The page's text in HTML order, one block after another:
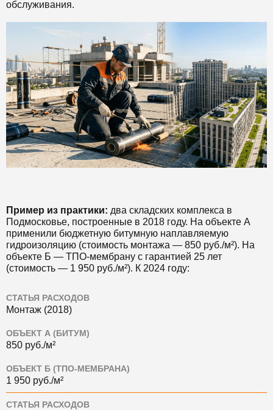
обслуживания.
Пример из практики: два складских комплекса в
Подмосковье, построенные в 2018 году. На объекте А
применили бюджетную битумную наплавляемую
гидроизоляцию (стоимость монтажа — 850 руб./м²). На
объекте Б — ТПО-мембрану с гарантией 25 лет
(стоимость — 1 950 руб./м²). К 2024 году:
СТАТЬЯ РАСХОДОВ
Монтаж (2018)
ОБЪЕКТ А (БИТУМ)
850 руб./м²
ОБЪЕКТ Б (ТПО-МЕМБРАНА)
1 950 руб./м²
СТАТЬЯ РАСХОДОВ